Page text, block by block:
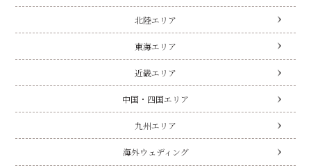
北陸エリア
東海エリア
近畿エリア
中国・四国エリア
九州エリア
海外ウェディング